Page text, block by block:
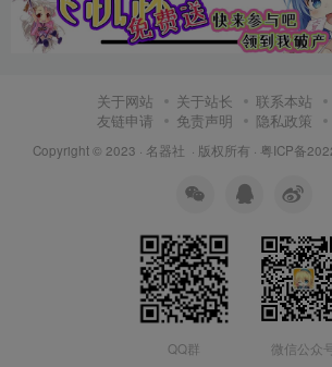
关于网站 关于站长 联系本站
友链申请
免责声明 隐私政策
Copyright © 2023 · 名器社 · 版权所有 · 粤ICP备
QQ群 微信公众